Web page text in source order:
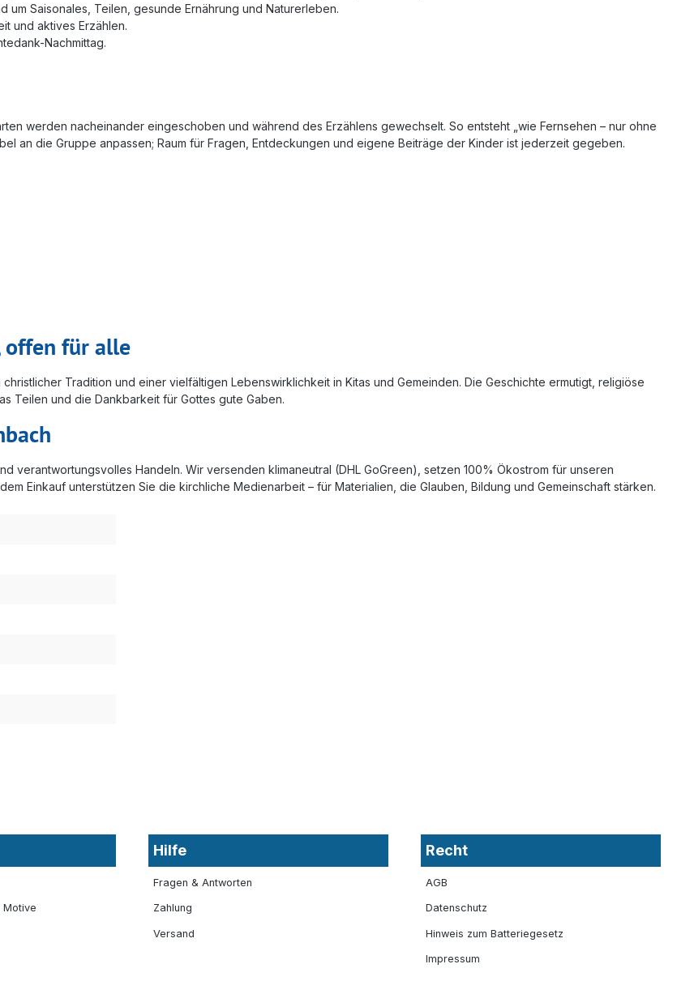
Saisonales, Teilen, gesunde Ernährung und Naturerleben.
und aktives Erzählen.
Nachmittag.
werden nacheinander eingeschoben und während des Erzählens gewechselt. So entsteht „wie Fernsehen – nur ohne
an die Gruppe anpassen; Raum für Fragen, Entdeckungen und eigene Beiträge der Kinder ist jederzeit gegeben.
für alle
Tradition und einer vielfältigen Lebenswirklichkeit in Kitas und Gemeinden. Die Geschichte ermutigt, religiöse
Teilen und die Dankbarkeit für Gottes gute Gaben.
verantwortungsvolles Handeln. Wir versenden klimaneutral (DHL GoGreen), setzen 100% Ökostrom für unseren
Einkauf unterstützen Sie die kirchliche Medienarbeit – für Materialien, die Glauben, Bildung und Gemeinschaft stärken.
Motive
Hilfe
Fragen & Antworten
Zahlung
Versand
Recht
AGB
Datenschutz
Hinweis zum Batteriegesetz
Impressum